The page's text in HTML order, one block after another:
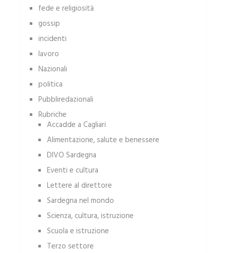
fede e religiosità
gossip
incidenti
lavoro
Nazionali
politica
Pubbliredazionali
Rubriche
Accadde a Cagliari
Alimentazione, salute e benessere
DIVO Sardegna
Eventi e cultura
Lettere al direttore
Sardegna nel mondo
Scienza, cultura, istruzione
Scuola e istruzione
Terzo settore